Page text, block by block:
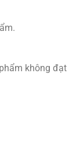
không đạt